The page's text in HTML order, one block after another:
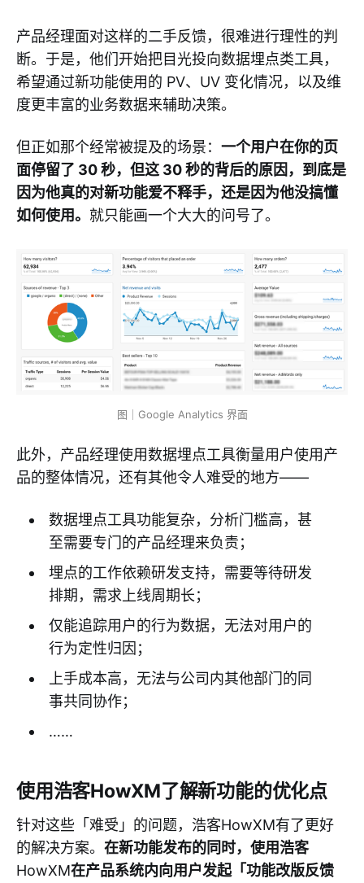
产品经理面对这样的二手反馈，很难进行理性的判
断。于是，他们开始把目光投向数据埋点类工具，
希望通过新功能使用的 PV、UV 变化情况，以及维
度更丰富的业务数据来辅助决策。
但正如那个经常被提及的场景： 一个用户在你的页
面停留了 30 秒，但这 30 秒的背后的原因，到底是
因为他真的对新功能爱不释手，还是因为他没搞懂
如何使用。 就只能画一个大大的问号了。
图｜Google Analytics 界面
此外，产品经理使用数据埋点工具衡量用户使用产
品的整体情况，还有其他令人难受的地方——
数据埋点工具功能复杂，分析门槛高，甚
至需要专门的产品经理来负责；
埋点的工作依赖研发支持，需要等待研发
排期，需求上线周期长；
仅能追踪用户的行为数据，无法对用户的
行为定性归因；
上手成本高，无法与公司内其他部门的同
事共同协作；
……
使用浩客HowXM了解新功能的优化点
针对这些「难受」的问题，浩客HowXM有了更好
的解决方案。 在新功能发布的同时，使用浩客
HowXM在产品系统内向用户发起「功能改版反馈